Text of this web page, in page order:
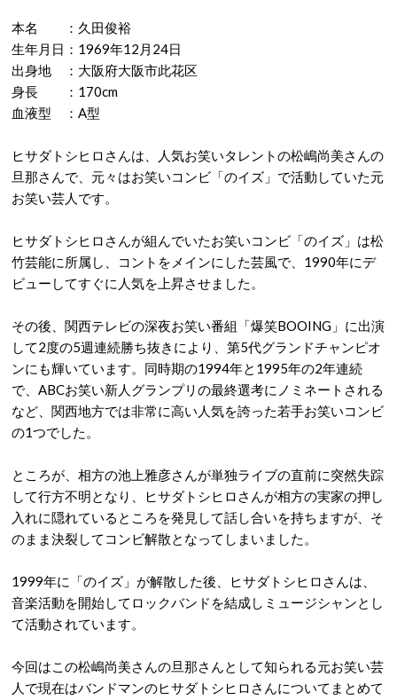
本名 ：久田俊裕
生年月日：1969年12月24日
出身地 ：大阪府大阪市此花区
身長 ：170cm
血液型 ：A型
ヒサダトシヒロさんは、人気お笑いタレントの松嶋尚美さんの
旦那さんで、元々はお笑いコンビ「のイズ」で活動していた元
お笑い芸人です。
ヒサダトシヒロさんが組んでいたお笑いコンビ「のイズ」は松
竹芸能に所属し、コントをメインにした芸風で、1990年にデ
ビューしてすぐに人気を上昇させました。
その後、関西テレビの深夜お笑い番組「爆笑BOOING」に出演
して2度の5週連続勝ち抜きにより、第5代グランドチャンピオ
ンにも輝いています。同時期の1994年と1995年の2年連続
で、ABCお笑い新人グランプリの最終選考にノミネートされる
など、関西地方では非常に高い人気を誇った若手お笑いコンビ
の1つでした。
ところが、相方の池上雅彦さんが単独ライブの直前に突然失踪
して行方不明となり、ヒサダトシヒロさんが相方の実家の押し
入れに隠れているところを発見して話し合いを持ちますが、そ
のまま決裂してコンビ解散となってしまいました。
1999年に「のイズ」が解散した後、ヒサダトシヒロさんは、
音楽活動を開始してロックバンドを結成しミュージシャンとし
て活動されています。
今回はこの松嶋尚美さんの旦那さんとして知られる元お笑い芸
人で現在はバンドマンのヒサダトシヒロさんについてまとめて